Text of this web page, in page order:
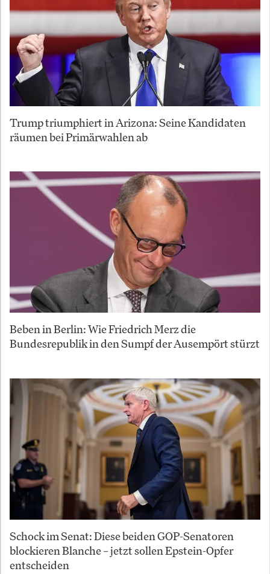
Trump triumphiert in Arizona: Seine Kandidaten
räumen bei Primärwahlen ab
Beben in Berlin: Wie Friedrich Merz die
Bundesrepublik in den Sumpf der Ausempört stürzt
Schock im Senat: Diese beiden GOP-Senatoren
blockieren Blanche – jetzt sollen Epstein-Opfer
entscheiden